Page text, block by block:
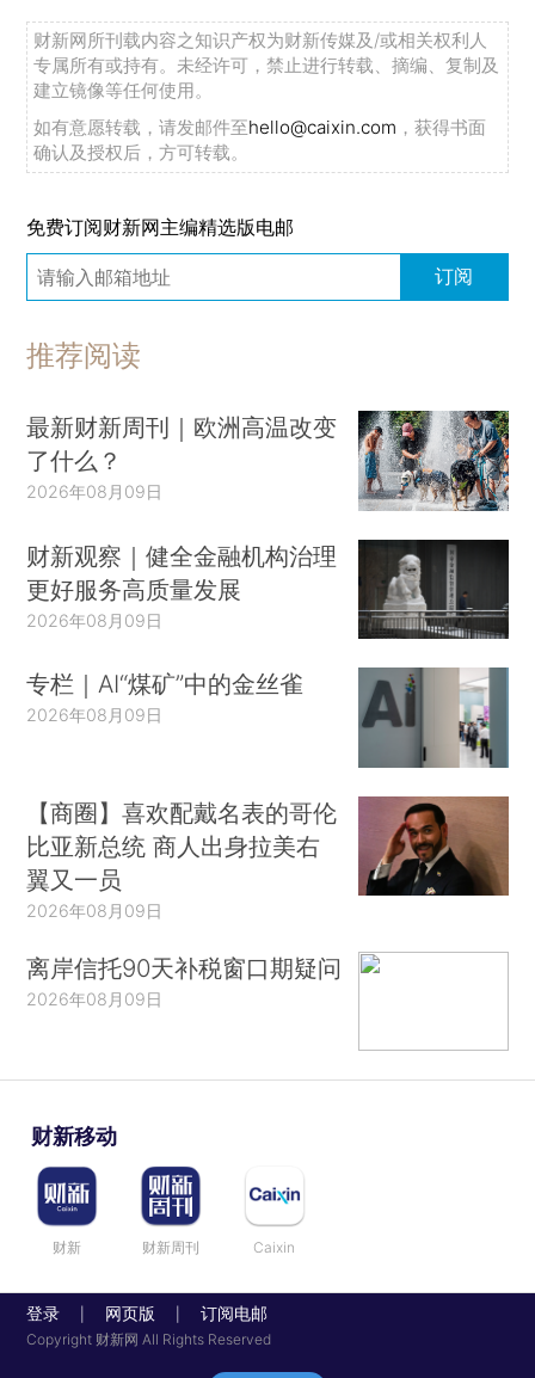
财新网所刊载内容之知识产权为财新传媒及/或相关权利人
专属所有或持有。未经许可，禁止进行转载、摘编、复制及
建立镜像等任何使用。
如有意愿转载，请发邮件至hello@caixin.com ，获得书面
确认及授权后，方可转载。
免费订阅财新网主编精选版电邮
订阅
推荐阅读
最新财新周刊｜欧洲高温改变
了什么？
2026年08月09日
财新观察｜健全金融机构治理
更好服务高质量发展
2026年08月09日
专栏｜AI“煤矿”中的金丝雀
2026年08月09日
【商圈】喜欢配戴名表的哥伦
比亚新总统 商人出身拉美右
翼又一员
2026年08月09日
离岸信托90天补税窗口期疑问
2026年08月09日
财新移动
财新 财新周刊 Caixin
登录 网页版 订阅电邮
Copyright 财新网 All Rights Reserved